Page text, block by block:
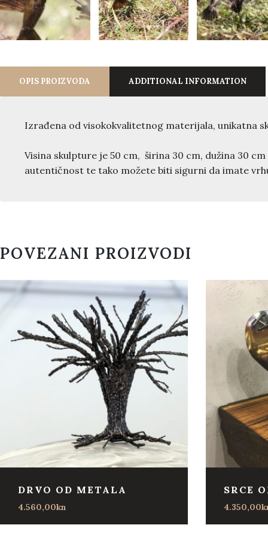
OPIS PROIZVODA ADDITIONAL INFORMATION
Izrađena od visokokvalitetnog materijala, unikatna
Visina skulpture je 50 cm, širina 30 cm, dužina 30
autentičnost te tako možete biti sigurni da imate
POVEZANI PROIZVODI
DRVO OD METALA
4.560,00kn
SRCE
4.350,00